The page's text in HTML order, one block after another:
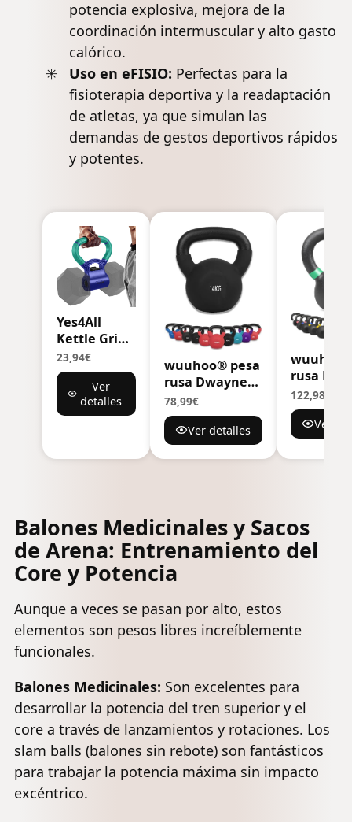
potencia explosiva, mejora de la
coordinación intermuscular y alto gasto
calórico.
Uso en eFISIO: Perfectas para la
fisioterapia deportiva y la readaptación
de atletas, ya que simulan las
demandas de gestos deportivos rápidos
y potentes.
Yes4All
Kettle Grip,
Kettlebell
Grip,
Convierte
Mancuernas
en
23,94€
Ver
detalles
wuuhoo® pesa
rusa Dwayne
kettlebell 2kg -
28kg de hierro
fundido macizo
con
revestimiento
entrenamiento
de fuerza,
pesas con
códigos de
78,99€
Ver detalles
rusa
28kg de
fundido
con
su
122,98€
Ver
Balones Medicinales y Sacos
de Arena: Entrenamiento del
Core y Potencia
Aunque a veces se pasan por alto, estos
elementos son pesos libres increíblemente
funcionales.
Balones Medicinales: Son excelentes para
desarrollar la potencia del tren superior y el
core a través de lanzamientos y rotaciones. Los
slam balls (balones sin rebote) son fantásticos
para trabajar la potencia máxima sin impacto
excéntrico.